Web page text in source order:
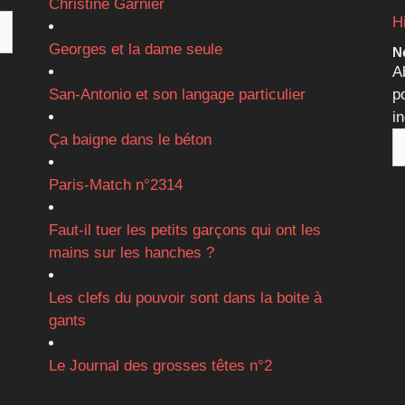
Christine Garnier
Georges et la dame seule
San-Antonio et son langage particulier
Ça baigne dans le béton
Paris-Match n°2314
Faut-il tuer les petits garçons qui ont les
mains sur les hanches ?
Les clefs du pouvoir sont dans la boite à
gants
Le Journal des grosses têtes n°2